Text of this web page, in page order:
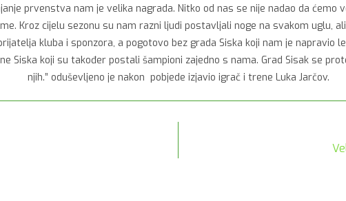
prvenstva nam je velika nagrada. Nitko od nas se nije nadao da
Kroz cijelu sezonu su nam razni ljudi postavljali noge na svakom uglu,
kluba i sponzora, a pogotovo bez grada Siska koji nam je napravio
Siska koji su također postali šampioni zajedno s nama. Grad Sisak se
njih.” oduševljeno je nakon pobjede izjavio igrač i trene Luka Jarčov.